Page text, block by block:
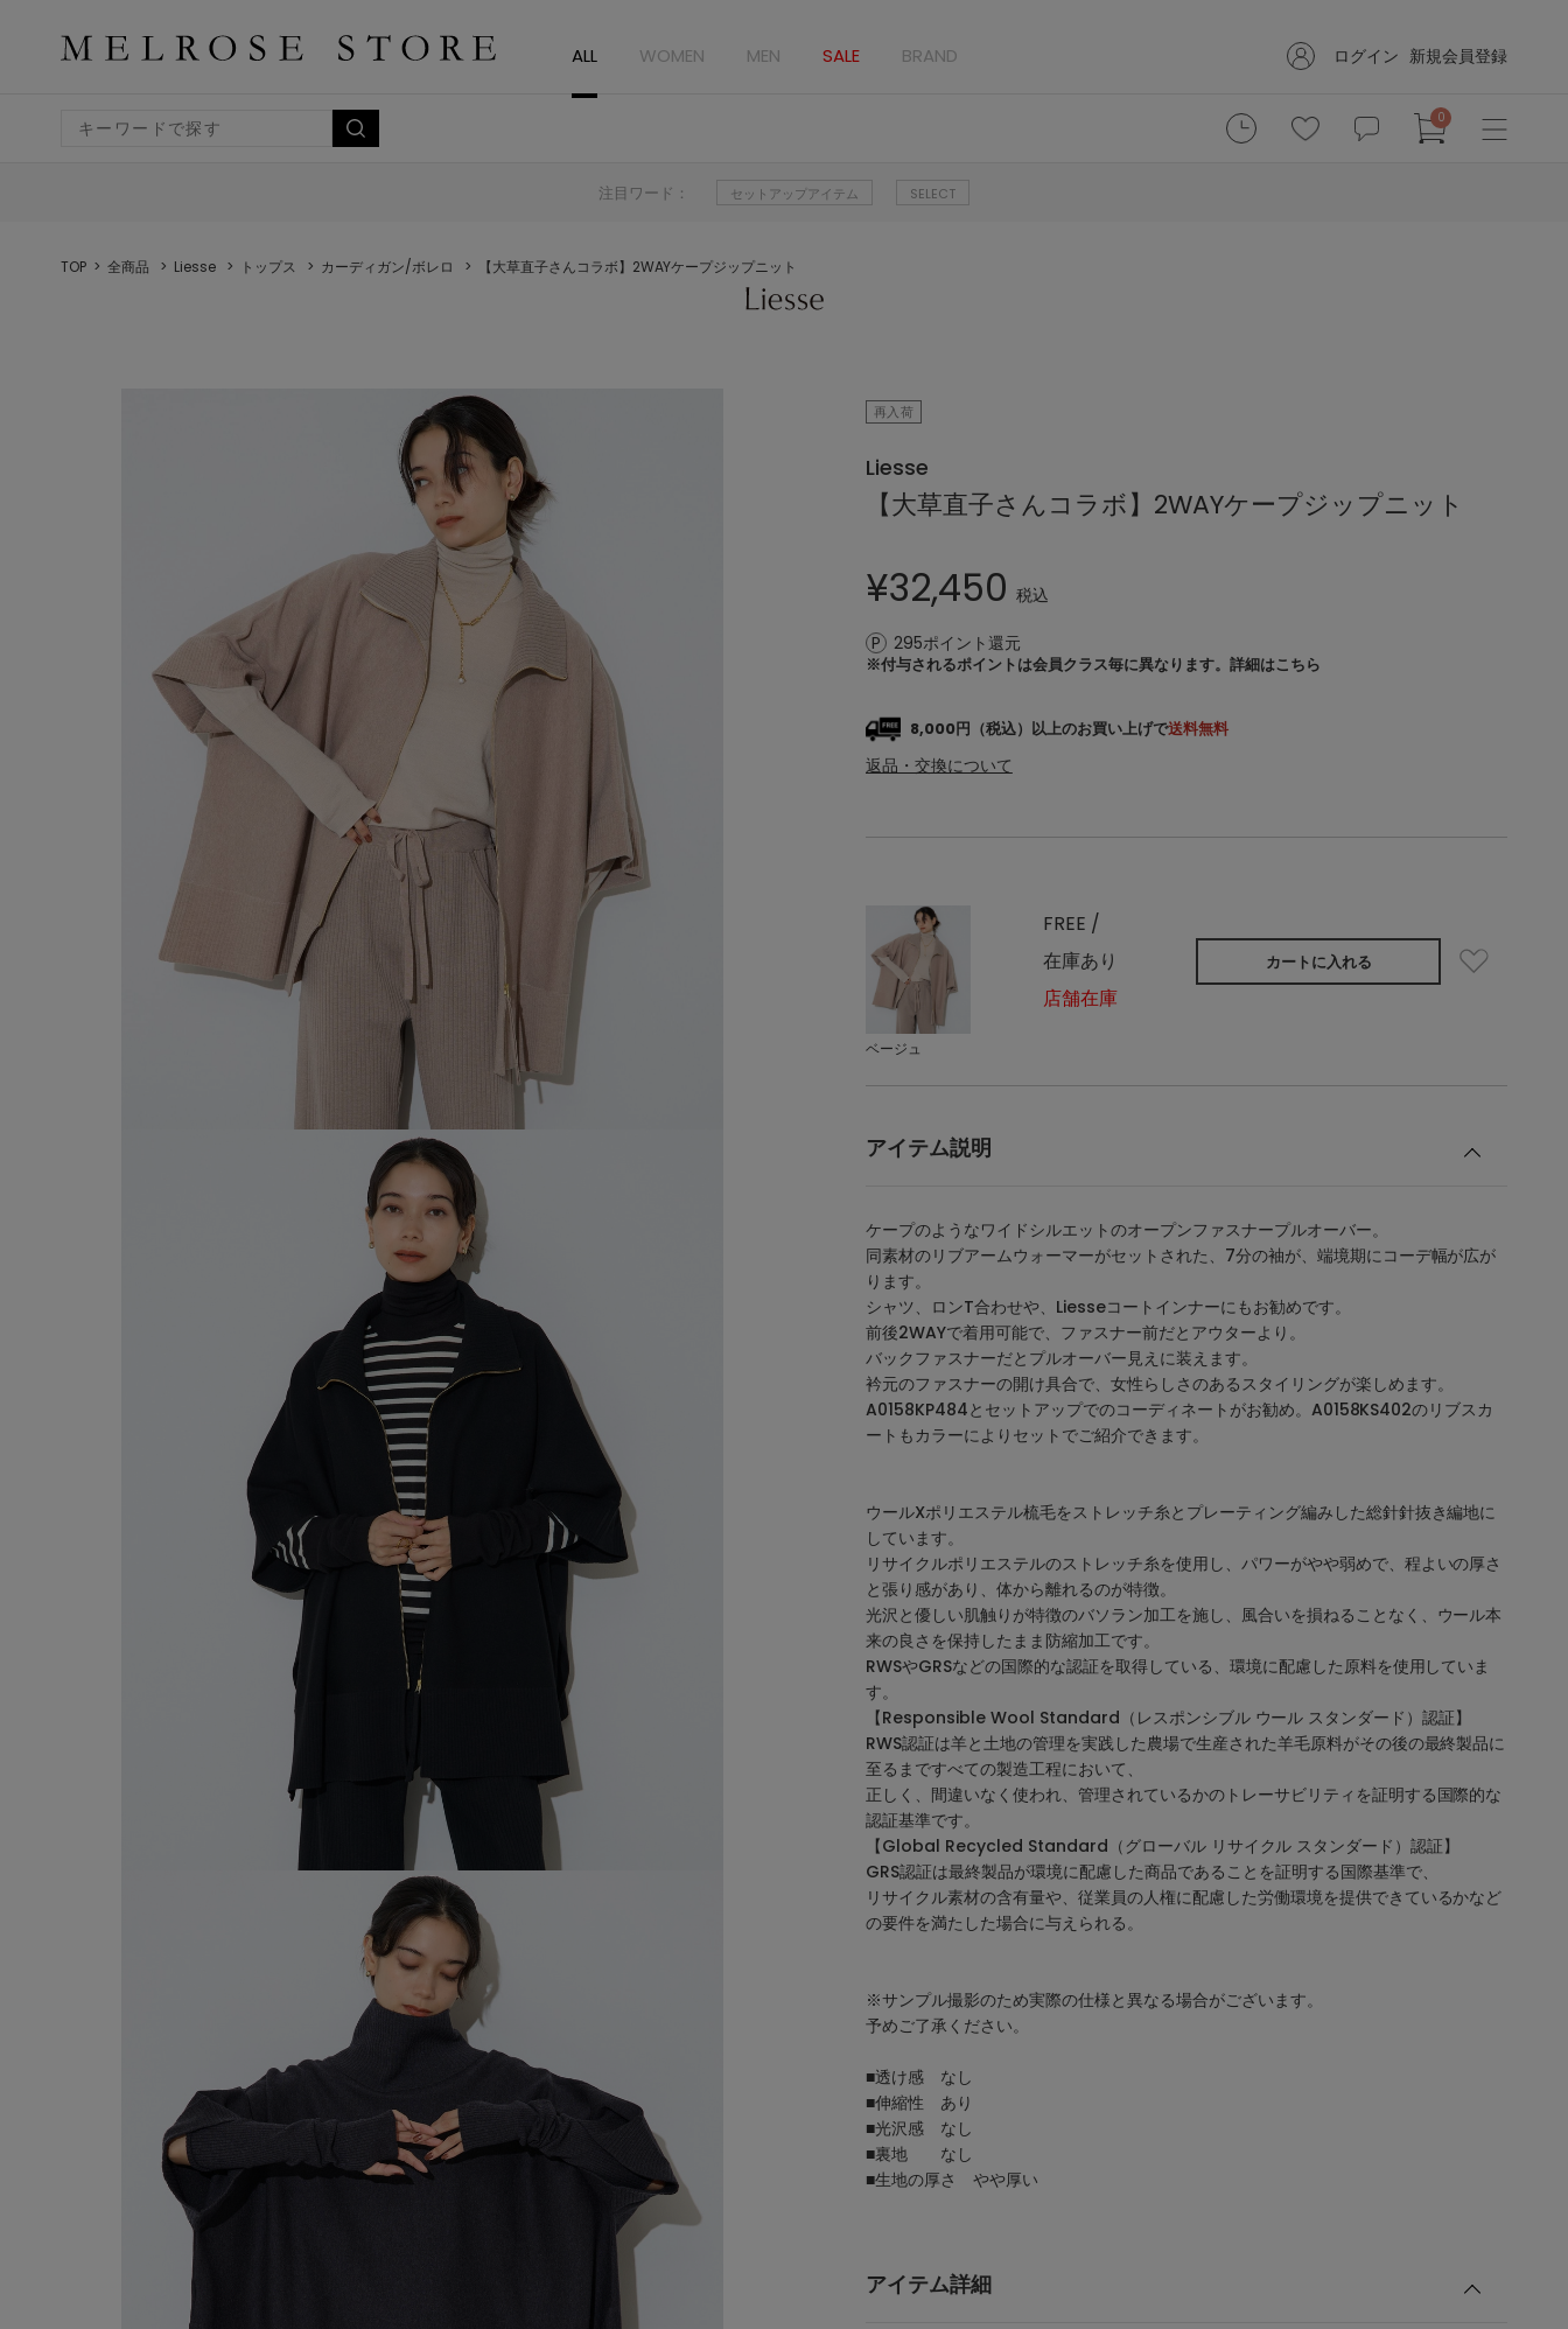
ALL WOMEN MEN SALE BRAND ログイン 新規会員登録
0
注目ワード： セットアップアイテム SELECT
TOP 全商品 Liesse トップス カーディガン/ボレロ 【大草直子さんコラボ】2WAYケープジップニット
再入荷
Liesse
【大草直子さんコラボ】2WAYケープジップニット
¥32,450 税込
295ポイント還元
※付与されるポイントは会員クラス毎に異なります。 詳細はこちら
8,000円（税込）以上のお買い上げで送料無料
返品・交換について
ベージュ
FREE /
在庫あり
店舗在庫
カートに入れる
アイテム説明
ケープのようなワイドシルエットのオープンファスナープルオーバー。
同素材のリブアームウォーマーがセットされた、7分の袖が、端境期にコーデ幅が広が
ります。
シャツ、ロンT合わせや、Liesseコートインナーにもお勧めです。
前後2WAYで着用可能で、ファスナー前だとアウターより。
バックファスナーだとプルオーバー見えに装えます。
衿元のファスナーの開け具合で、女性らしさのあるスタイリングが楽しめます。
A0158KP484とセットアップでのコーディネートがお勧め。A0158KS402のリブスカ
ートもカラーによりセットでご紹介できます。
ウールXポリエステル梳毛をストレッチ糸とプレーティング編みした総針針抜き編地に
しています。
リサイクルポリエステルのストレッチ糸を使用し、パワーがやや弱めで、程よいの厚さ
と張り感があり、体から離れるのが特徴。
光沢と優しい肌触りが特徴のバソラン加工を施し、風合いを損ねることなく、ウール本
来の良さを保持したまま防縮加工です。
RWSやGRSなどの国際的な認証を取得している、環境に配慮した原料を使用していま
す。
【Responsible Wool Standard（レスポンシブル ウール スタンダード）認証】
RWS認証は羊と土地の管理を実践した農場で生産された羊毛原料がその後の最終製品に
至るまですべての製造工程において、
正しく、間違いなく使われ、管理されているかのトレーサビリティを証明する国際的な
認証基準です。
【Global Recycled Standard（グローバル リサイクル スタンダード）認証】
GRS認証は最終製品が環境に配慮した商品であることを証明する国際基準で、
リサイクル素材の含有量や、従業員の人権に配慮した労働環境を提供できているかなど
の要件を満たした場合に与えられる。
※サンプル撮影のため実際の仕様と異なる場合がございます。
予めご了承ください。
■透け感 なし
■伸縮性 あり
■光沢感 なし
■裏地 なし
■生地の厚さ やや厚い
アイテム詳細